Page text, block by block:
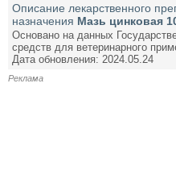
Описание лекарственного
назначения Мазь цинковая
Основано на данных
средств для ветеринарного
Дата обновления: 2024.05.24
Реклама